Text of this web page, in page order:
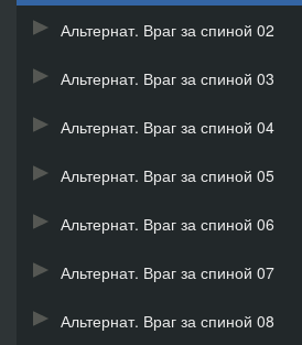
Альтернат. Враг за спиной 02
Альтернат. Враг за спиной 03
Альтернат. Враг за спиной 04
Альтернат. Враг за спиной 05
Альтернат. Враг за спиной 06
Альтернат. Враг за спиной 07
Альтернат. Враг за спиной 08